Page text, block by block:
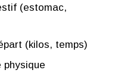
(estomac,
(kilos, temps)
physique